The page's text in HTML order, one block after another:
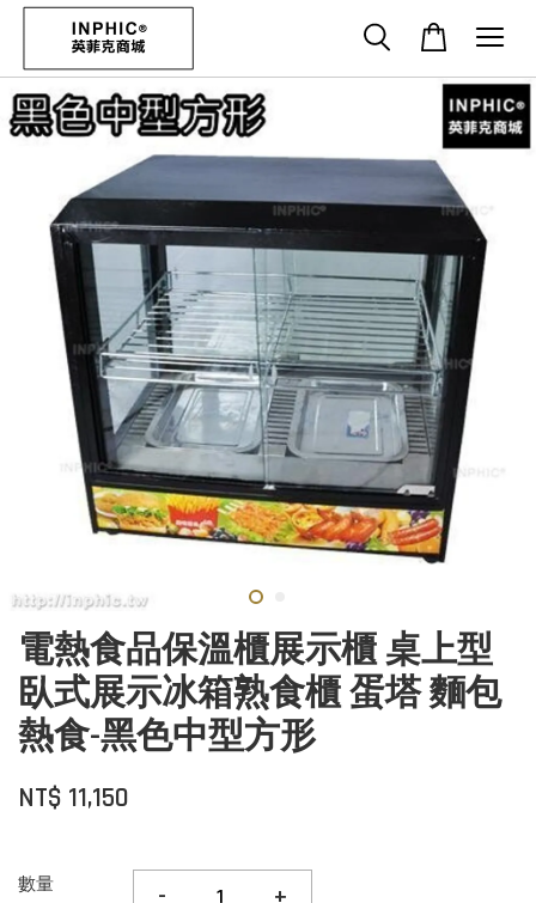
電熱食品保溫櫃展示櫃 桌上型
臥式展示冰箱熟食櫃 蛋塔 麵包
熱食-黑色中型方形
NT$ 11,150
數量 - +